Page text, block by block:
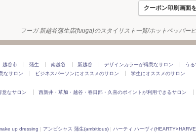
クーポン印刷画面
フーガ 新越谷蒲生店(fuuga)のスタイリスト一覧/ホットペッパー
越谷市 蒲生 南越谷 新越谷 デザインカラーが得意なサロン う
なサロン ビジネスパーソンにオススメのサロン 学生にオススメのサロン
意なサロン 西新井・草加・越谷・春日部・久喜のポイントが利用できるサロン
up dressing | アンビシャス 蒲生(ambitious) | ハーティ ハーヴィ